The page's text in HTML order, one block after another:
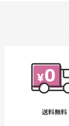
送料無料